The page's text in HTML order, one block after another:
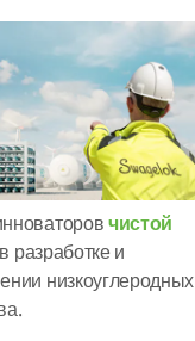
чистой
в разработке и
низкоуглеродных